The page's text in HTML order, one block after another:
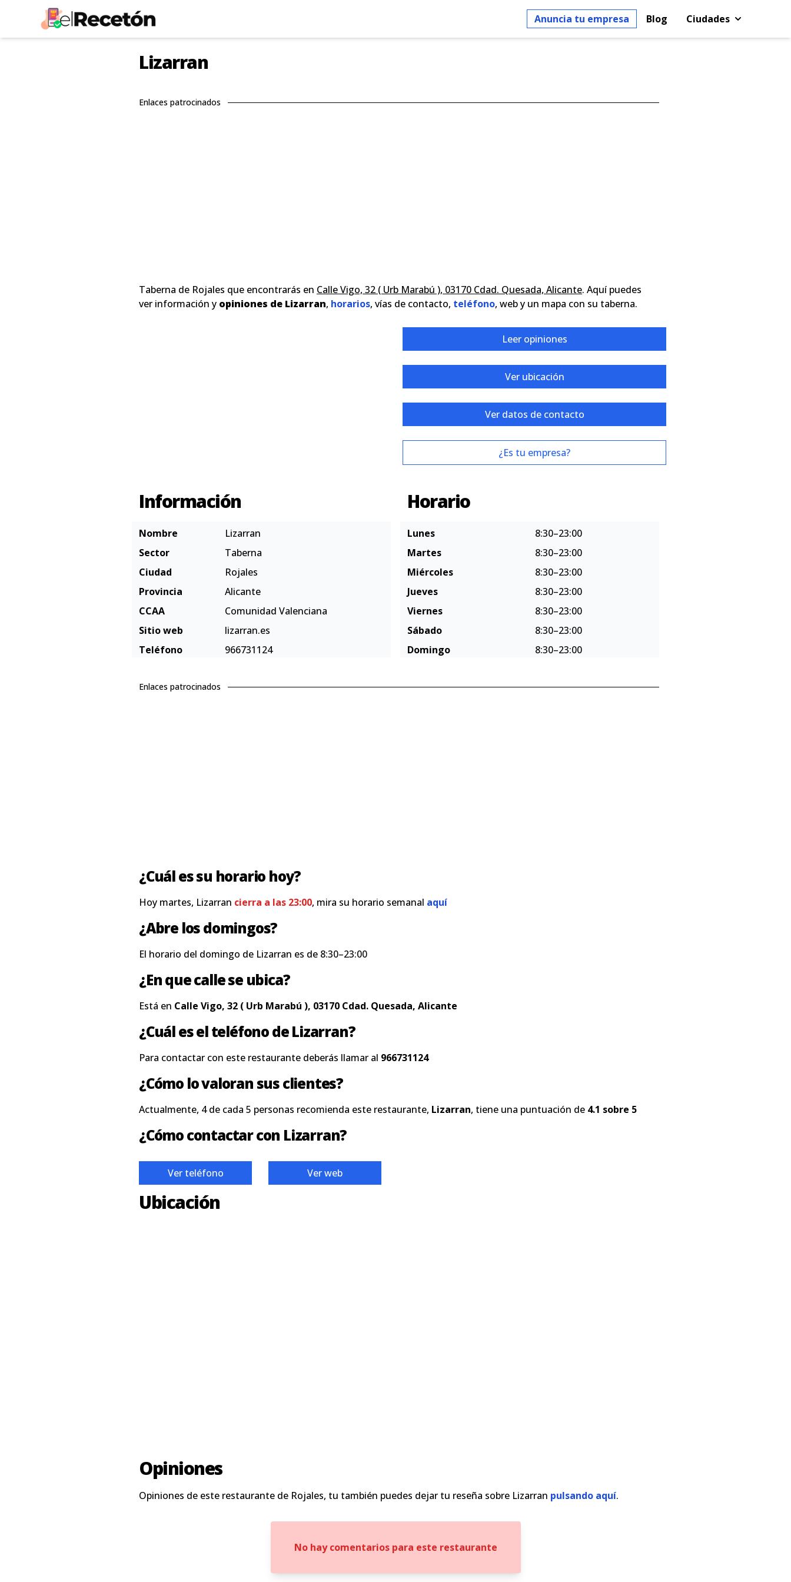
Anuncia tu empresa Blog Ciudades
Lizarran
Enlaces patrocinados
Taberna de Rojales que encontrarás en Calle Vigo, 32 ( Urb Marabú ), 03170 Cdad. Quesada, Alicante. Aquí puedes
ver información y opiniones de Lizarran, horarios, vías de contacto, teléfono, web y un mapa con su taberna.
Leer opiniones
Ver ubicación
Ver datos de contacto
¿Es tu empresa?
Información
Nombre
Lizarran
Sector
Taberna
Ciudad
Rojales
Provincia
Alicante
CCAA
Comunidad Valenciana
Sitio web
lizarran.es
Teléfono
966731124
Horario
Lunes
8:30–23:00
Martes
8:30–23:00
Miércoles
8:30–23:00
Jueves
8:30–23:00
Viernes
8:30–23:00
Sábado
8:30–23:00
Domingo
8:30–23:00
Enlaces patrocinados
¿Cuál es su horario hoy?
Hoy martes, Lizarran cierra a las 23:00, mira su horario semanal aquí
¿Abre los domingos?
El horario del domingo de Lizarran es de 8:30–23:00
¿En que calle se ubica?
Está en Calle Vigo, 32 ( Urb Marabú ), 03170 Cdad. Quesada, Alicante
¿Cuál es el teléfono de Lizarran?
Para contactar con este restaurante deberás llamar al 966731124
¿Cómo lo valoran sus clientes?
Actualmente, 4 de cada 5 personas recomienda este restaurante, Lizarran, tiene una puntuación de 4.1 sobre 5
¿Cómo contactar con Lizarran?
Ver teléfono Ver web
Ubicación
Opiniones
Opiniones de este restaurante de Rojales, tu también puedes dejar tu reseña sobre Lizarran pulsando aquí.
No hay comentarios para este restaurante